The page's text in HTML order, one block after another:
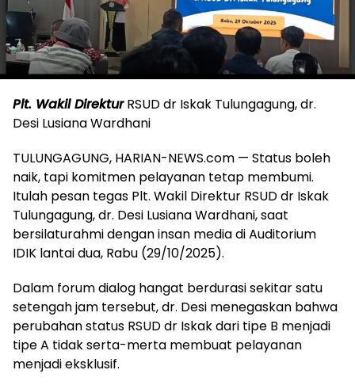
Plt. Wakil DirekturRSUD dr Iskak Tulungagung, dr.
Desi Lusiana Wardhani
TULUNGAGUNG, HARIAN-NEWS.com — Status boleh
naik, tapi komitmen pelayanan tetap membumi.
Itulah pesan tegas Plt. Wakil Direktur RSUD dr Iskak
Tulungagung, dr. Desi Lusiana Wardhani, saat
bersilaturahmi dengan insan media di Auditorium
IDIK lantai dua, Rabu (29/10/2025).
Dalam forum dialog hangat berdurasi sekitar satu
setengah jam tersebut, dr. Desi menegaskan bahwa
perubahan status RSUD dr Iskak dari tipe B menjadi
tipe A tidak serta-merta membuat pelayanan
menjadi eksklusif.